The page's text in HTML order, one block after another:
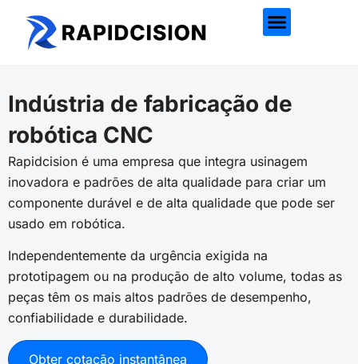
Indústria de fabricação de
robótica CNC
Rapidcision é uma empresa que integra usinagem
inovadora e padrões de alta qualidade para criar um
componente durável e de alta qualidade que pode ser
usado em robótica.
Independentemente da urgência exigida na
prototipagem ou na produção de alto volume, todas as
peças têm os mais altos padrões de desempenho,
confiabilidade e durabilidade.
Obter cotação instantânea